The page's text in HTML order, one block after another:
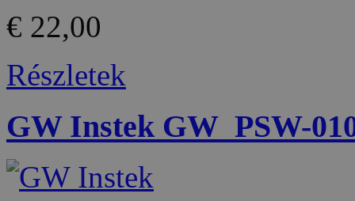
€ 22,00
Részletek
GW Instek GW_PSW-